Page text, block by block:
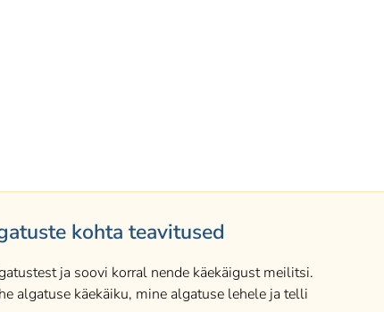
kohta teavitused
ja soovi korral nende käekäigust meilitsi.
algatuse käekäiku, mine algatuse lehele ja telli